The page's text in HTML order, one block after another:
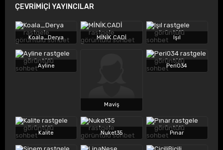
ÇEVRİMİÇİ YAYINCILAR
Koala_Derya MİNİK.CADİ Işıl
Ayline
Maviş
Peri034
Kalite Nuket35 Pınar